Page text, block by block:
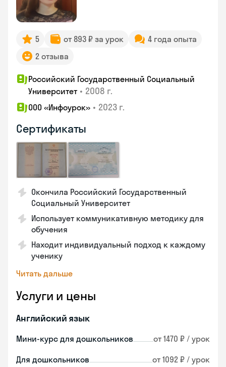
5 от 893 ₽ за урок
4 года опыта
2 отзыва
Российский Государственный Социальный
Университет • 2008 г.
ООО «Инфоурок» • 2023 г.
Сертификаты
Окончила Российский Государственный
Социальный Университет
Использует коммуникативную методику для
обучения
Находит индивидуальный подход к каждому
ученику
Читать дальше
Услуги и цены
Английский язык
Мини-курс для дошкольников от 1470 ₽ / урок
Для дошкольников от 1092 ₽ / урок